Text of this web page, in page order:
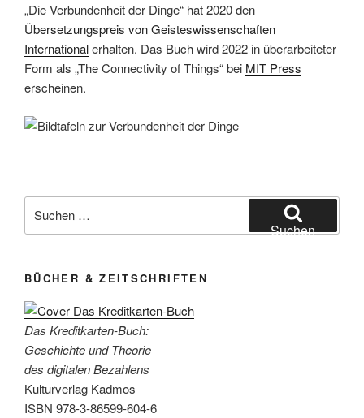
„Die Verbundenheit der Dinge“ hat 2020 den
Übersetzungspreis von Geisteswissenschaften
Internationalerhalten. Das Buch wird 2022 in überarbeiteter
Form als „The Connectivity of Things“ bei MIT Press
erscheinen.
nach:
Suchen
BÜCHER & ZEITSCHRIFTEN
Das Kreditkarten-Buch:
Geschichte und Theorie
des digitalen Bezahlens
Kulturverlag Kadmos
ISBN 978-3-86599-604-6